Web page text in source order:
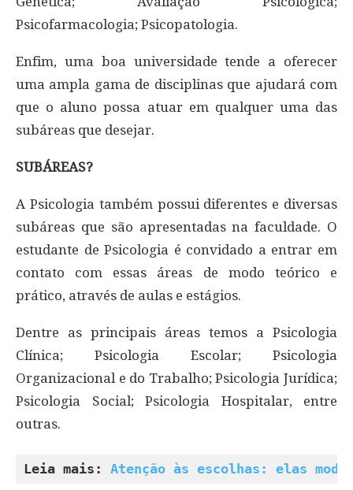
Psicofarmacologia; Psicopatologia.
Enfim, uma boa universidade tende a oferecer
uma ampla gama de disciplinas que ajudará com
que o aluno possa atuar em qualquer uma das
subáreas que desejar.
SUBÁREAS?
A Psicologia também possui diferentes e diversas
subáreas que são apresentadas na faculdade. O
estudante de Psicologia é convidado a entrar em
contato com essas áreas de modo teórico e
prático, através de aulas e estágios.
Dentre as principais áreas temos a Psicologia
Clínica; Psicologia Escolar; Psicologia
Organizacional e do Trabalho; Psicologia Jurídica;
Psicologia Social; Psicologia Hospitalar, entre
outras.
Leia mais: Atenção às escolhas: elas